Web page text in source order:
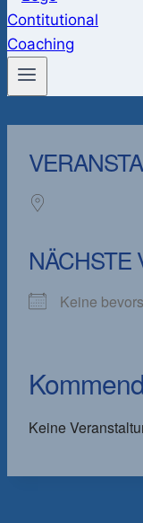
NÄCHSTE
Keine
Keine